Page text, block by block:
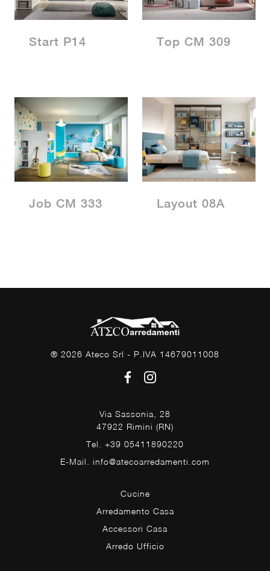
Start P14 Top CM 309
Job CM 333 Layout 08A
® 2026 Ateco Srl - P.IVA 14679011008
Via Sassonia, 28
47922 Rimini (RN)
Tel. +39 05411890220
E-Mail. info@atecoarredamenti.com
Cucine
Arredamento Casa
Accessori Casa
Arredo Ufficio